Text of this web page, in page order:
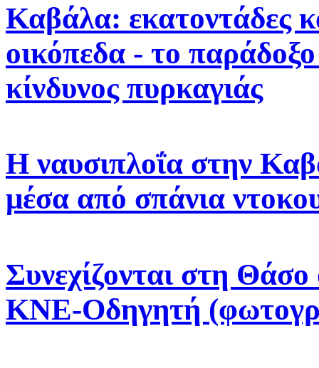
Καβάλα: εκατοντάδες
οικόπεδα - το
κίνδυνος πυρκαγιάς
Η ναυσιπλοΐα στην
μέσα από σπάνια
Συνεχίζονται στη
ΚΝΕ-Οδηγητή